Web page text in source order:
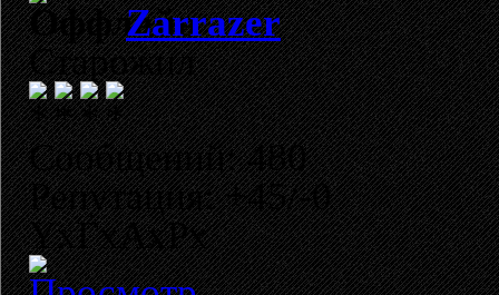
Zarrazer
Старожил
Сообщений: 480
Репутация: +45/-0
YxГхАхРх